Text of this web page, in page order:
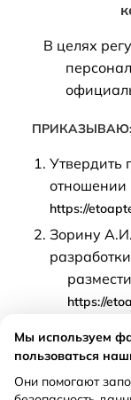
В целях
ПРИКАЗЫВАЮ:
Утвердить
отношении
https://
Зорину
https://
Мы используем
пользоваться
Они помогают